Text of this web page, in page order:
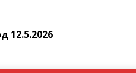
12.5.2026